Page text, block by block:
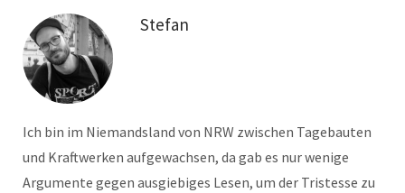
Stefan
Ich bin im Niemandsland von NRW zwischen Tagebauten
und Kraftwerken aufgewachsen, da gab es nur wenige
Argumente gegen ausgiebiges Lesen, um der Tristesse zu